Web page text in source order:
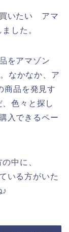
いたい アマ
した。
をアマゾン
なかなか、ア
商品を発見す
色々と探し
入できるペー
中に、
いる方がいた
♪